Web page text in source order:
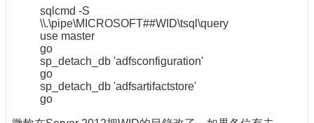
sqlcmd -S
\\.\pipe\MICROSOFT##WID\tsql\query
use master
go
sp_detach_db 'adfsconfiguration'
go
sp_detach_db 'adfsartifactstore'
go